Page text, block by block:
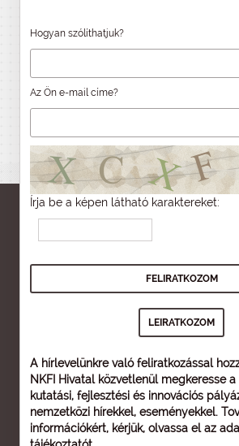
Hogyan szólíthatjuk?
Az Ön e-mail címe?
Írja be a képen látható karaktereket:
A hírlevelünkre való feliratkozással
NKFI Hivatal közvetlenül megkeresse
kutatási, fejlesztési és innovációs
nemzetközi hírekkel, eseményekkel.
információkért, kérjük, olvassa el az